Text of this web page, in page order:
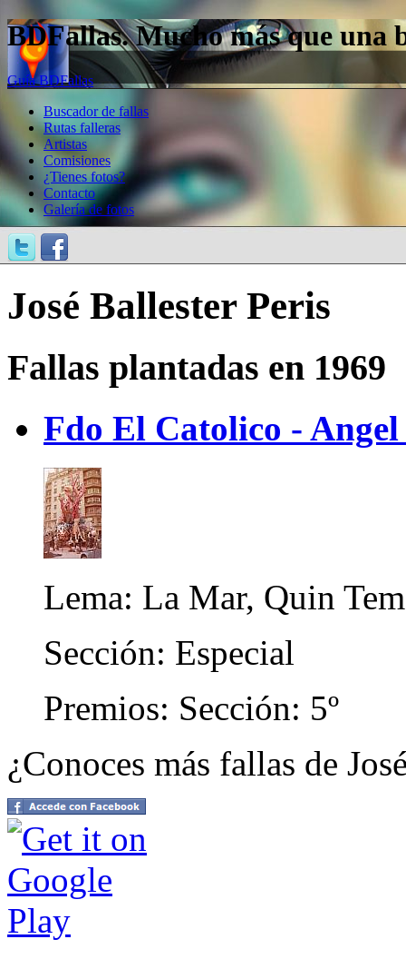
BDFallas. Mucho más que una
Guía BDFallas
Buscador de fallas
Rutas falleras
Artistas
Comisiones
¿Tienes fotos?
Contacto
Galería de fotos
José Ballester Peris
Fallas plantadas en 1969
Fdo El Catolico -
Lema: La Mar, Quin
Sección: Especial
Premios: Sección: 5º
¿Conoces más fallas de